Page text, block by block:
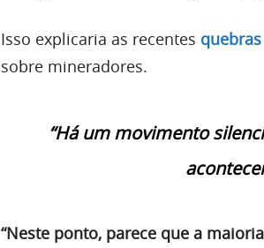
Isso explicaria as recentes
sobre mineradores.
“Há um movimento
“Neste ponto, parece que a